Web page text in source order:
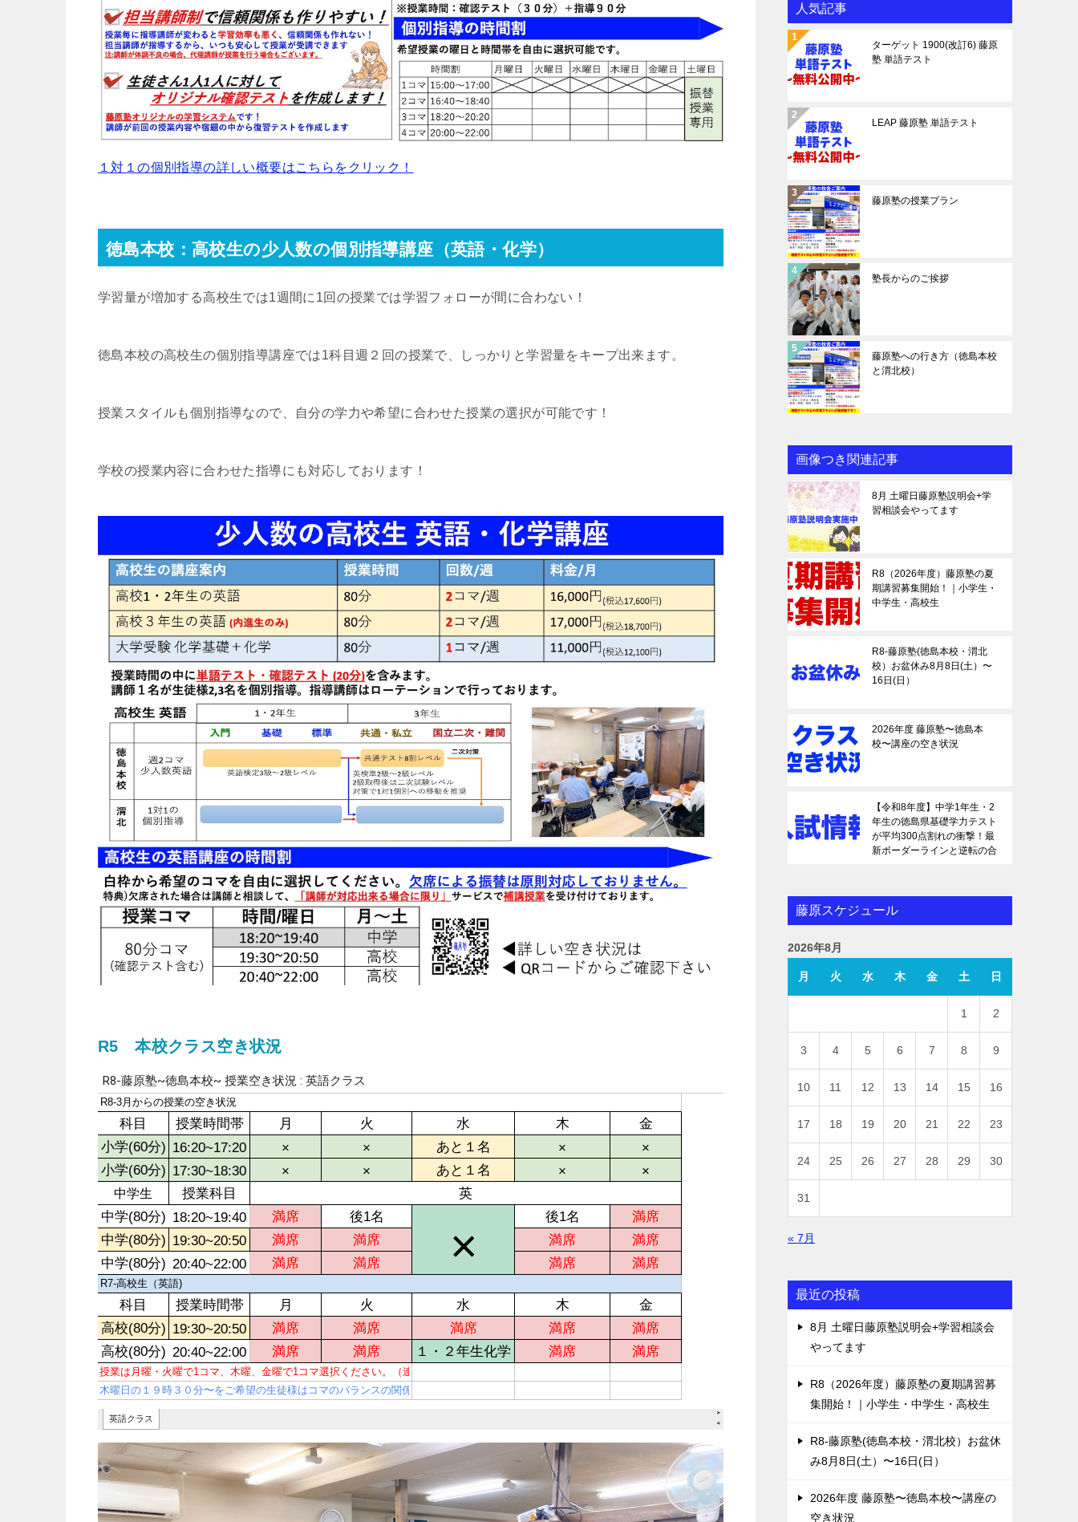
１対１の個別指導の詳しい概要はこちらをクリック！
徳島本校：高校生の少人数の個別指導講座（英語・化学）
学習量が増加する高校生では1週間に1回の授業では学習フォローが間に合わない！
徳島本校の高校生の個別指導講座では1科目週２回の授業で、しっかりと学習量をキープ出来ます。
授業スタイルも個別指導なので、自分の学力や希望に合わせた授業の選択が可能です！
学校の授業内容に合わせた指導にも対応しております！
R5 本校クラス空き状況
人気記事
ターゲット 1900(改訂6) 藤原
塾 単語テスト
LEAP 藤原塾 単語テスト
藤原塾の授業プラン
塾長からのご挨拶
藤原塾への行き方（徳島本校
と渭北校）
画像つき関連記事
8月 土曜日藤原塾説明会+学
習相談会やってます
R8（2026年度）藤原塾の夏
期講習募集開始！｜小学生・
中学生・高校生
R8-藤原塾(徳島本校・渭北
校）お盆休み8月8日(土）〜
16日(日）
2026年度 藤原塾〜徳島本
校〜講座の空き状況
【令和8年度】中学1年生・2
年生の徳島県基礎学力テスト
が平均300点割れの衝撃！最
新ボーダーラインと逆転の合
藤原スケジュール
2026年8月
月 火 水 木 金 土 日
1 2
3 4 5 6 7 8 9
10 11 12 13 14 15 16
17 18 19 20 21 22 23
24 25 26 27 28 29 30
31
« 7月
最近の投稿
8月 土曜日藤原塾説明会+学習相談会
やってます
R8（2026年度）藤原塾の夏期講習募
集開始！｜小学生・中学生・高校生
R8-藤原塾(徳島本校・渭北校）お盆休
み8月8日(土）〜16日(日）
2026年度 藤原塾〜徳島本校〜講座の
空き状況